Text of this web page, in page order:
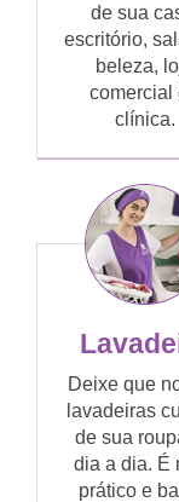
de sua
escritório,
beleza,
comercial
clínica.
Deixe que
lavadeiras
de sua
dia a dia. É
prático e